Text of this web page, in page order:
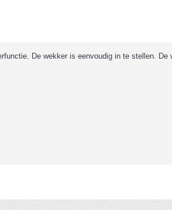
De wekker is eenvoudig in te stellen. De